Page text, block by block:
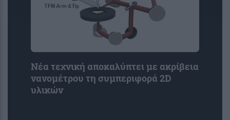
Νέα τεχνική αποκαλύπτει με ακρίβεια
νανομέτρου τη συμπεριφορά 2D
υλικών